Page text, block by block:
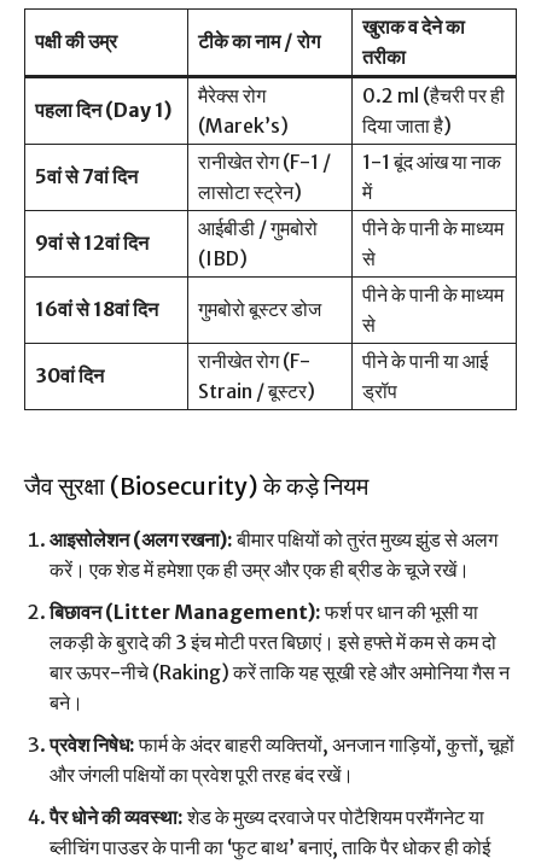
पक्षी की उम्र टीके का नाम / रोग
खुराक व देने का
तरीका
पहला दिन (Day 1)
मैरेक्स रोग
(Marek’s)
0.2 ml (हैचरी पर ही
दिया जाता है)
5वां से 7वां दिन
रानीखेत रोग (F-1 /
लासोटा स्ट्रेन)
1-1 बूंद आंख या नाक
में
9वां से 12वां दिन
आईबीडी / गुमबोरो
(IBD)
पीने के पानी के माध्यम
से
16वां से 18वां दिन गुमबोरो बूस्टर डोज
पीने के पानी के माध्यम
से
30वां दिन
रानीखेत रोग (F-
Strain / बूस्टर)
पीने के पानी या आई
ड्रॉप
जैव सुरक्षा (Biosecurity) के कड़े नियम
आइसोलेशन (अलग रखना):बीमार पक्षियों को तुरंत मुख्य झुंड से अलग
करें। एक शेड में हमेशा एक ही उम्र और एक ही ब्रीड के चूजे रखें।
बिछावन (Litter Management):फर्श पर धान की भूसी या
लकड़ी के बुरादे की 3 इंच मोटी परत बिछाएं। इसे हफ्ते में कम से कम दो
बार ऊपर-नीचे (Raking) करें ताकि यह सूखी रहे और अमोनिया गैस न
बने।
प्रवेश निषेध:फार्म के अंदर बाहरी व्यक्तियों, अनजान गाड़ियों, कुत्तों, चूहों
और जंगली पक्षियों का प्रवेश पूरी तरह बंद रखें।
पैर धोने की व्यवस्था:शेड के मुख्य दरवाजे पर पोटैशियम परमैंगनेट या
ब्लीचिंग पाउडर के पानी का ‘फुट बाथ’ बनाएं, ताकि पैर धोकर ही कोई